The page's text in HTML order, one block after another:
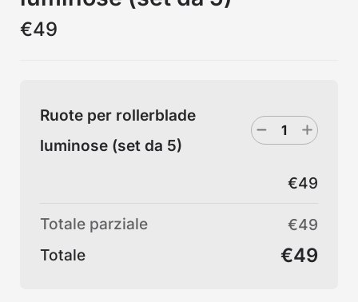
€49
Ruote per rollerblade
luminose (set da 5)
€49
Totale parziale
€49
Totale
€49